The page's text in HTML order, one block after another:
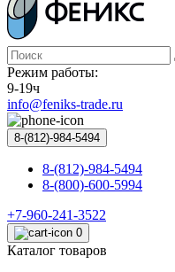
Режим работы:
9-19ч
info@feniks-trade.ru
8-(812)-984-5494
8-(812)-984-5494
8-(800)-600-5994
+7-960-241-3522
0
Каталог товаров